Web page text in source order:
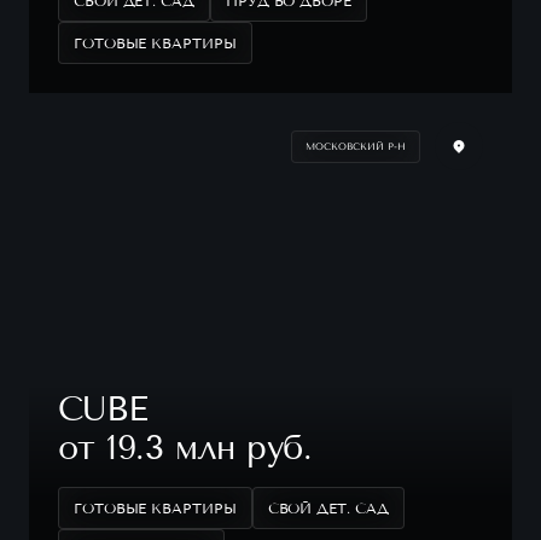
ГОТОВЫЕ КВАРТИРЫ
МОСКОВСКИЙ Р-Н
CUBE
от 19.3 млн руб.
ГОТОВЫЕ КВАРТИРЫ СВОЙ ДЕТ. САД